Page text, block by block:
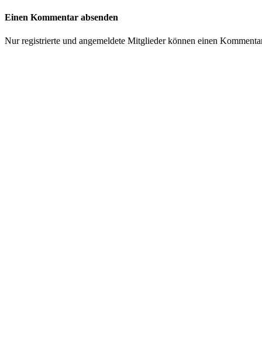
Einen Kommentar absenden
Nur registrierte und angemeldete Mitglieder können einen